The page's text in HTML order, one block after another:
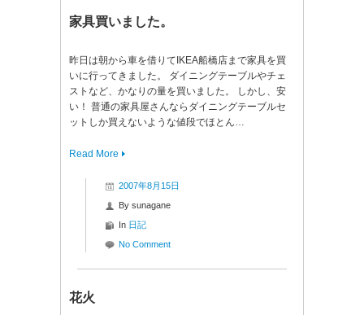
家具買いました。
昨日は朝から車を借りてIKEA船橋店まで家具を買
いに行ってきました。 ダイニングテーブルやチェ
ストなど、かなりの量を買いました。 しかし、安
い！ 普通の家具屋さんならダイニングテーブルセ
ットしか買えないような値段でほとん…
Read More
2007年8月15日
By sunagane
In 日記
No Comment
花火